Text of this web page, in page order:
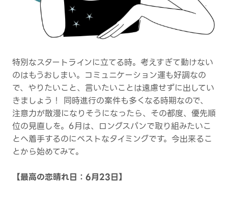
特別なスタートラインに立てる時。考えすぎて動けない
のはもうおしまい。コミュニケーション運も好調なの
で、やりたいこと、言いたいことは遠慮せずに出してい
きましょう！ 同時進行の案件も多くなる時期なので、
注意力が散漫になりそうになったら、その都度、優先順
位の見直しを。6月は、ロングスパンで取り組みたいこ
とへ着手するのにベストなタイミングです。今出来るこ
とから始めてみて。
【最高の恋晴れ日：6月23日】